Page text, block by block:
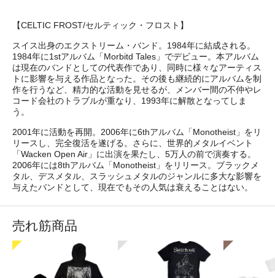
【CELTIC FROST/セルティック・フロスト】
スイス出身のエクストリーム・バンド。1984年に結成される。
1984年に1stアルバム「Morbitd Tales」でデビュー。本アルバム
は現在のバンドとしての代表作であり、同時に様々なアーティス
トに影響を与える作品となった。その後も継続的にアルバムを制
作を行うなど、精力的な活動を見せるが、メンバー間の不仲やレ
コード会社のトラブルが重なり、1993年に解散となってしま
う。
2001年に活動を再開。2006年に6thアルバム「Monotheist」をリ
リースし、完全復活を遂げる。さらに、世界的メタルイベント
「Wacken Open Air」に出演を果たし、5万人の前で演奏する。
2006年には8thアルバム「Monotheist」をリリース。ブラックメ
タル、デスメタル、スラッシュメタルのジャンルに多大な影響を
与えたバンドとして、現在でもその人気は衰えることはない。
売れ筋商品